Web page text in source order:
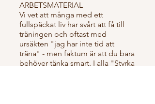
ARBETSMATERIAL
Vi vet att många med ett
fullspäckat liv har svårt att få till
träningen och oftast med
ursäkten "jag har inte tid att
träna" - men faktum är att du bara
behöver tänka smart. I alla "Styrka